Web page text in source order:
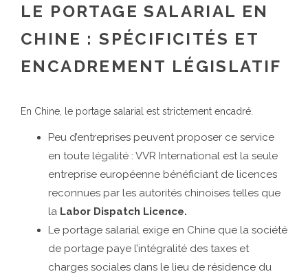
LE PORTAGE SALARIAL EN
CHINE : SPÉCIFICITÉS ET
ENCADREMENT LÉGISLATIF
En Chine, le portage salarial est strictement encadré.
Peu d’entreprises peuvent proposer ce service
en toute légalité : VVR International est la seule
entreprise européenne bénéficiant de licences
reconnues par les autorités chinoises telles que
la Labor Dispatch Licence.
Le portage salarial exige en Chine que la société
de portage paye l’intégralité des taxes et
charges sociales dans le lieu de résidence du